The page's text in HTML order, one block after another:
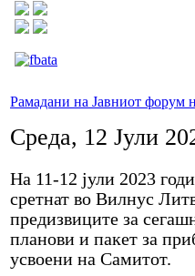
Рамадани на Јавниот
Среда, 12 Јули
На 11-12 јули 2023
сретнат во Вилнус
предизвиците за
планови и пакет за
усвоени на Самитот.